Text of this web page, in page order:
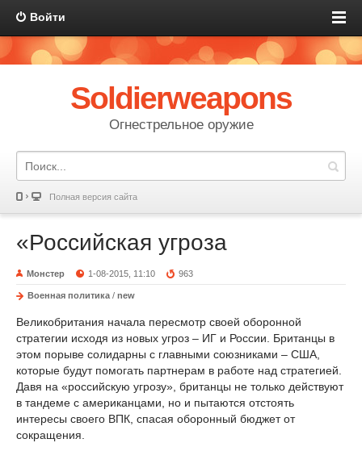
Войти
Soldierweapons
Огнестрельное оружие
Полная версия сайта
«Российская угроза
Монстер 1-08-2015, 11:10 963
Военная политика / new
Великобритания начала пересмотр своей оборонной
стратегии исходя из новых угроз – ИГ и России. Британцы в
этом порыве солидарны с главными союзниками – США,
которые будут помогать партнерам в работе над стратегией.
Давя на «российскую угрозу», британцы не только действуют
в тандеме с американцами, но и пытаются отстоять
интересы своего ВПК, спасая оборонный бюджет от
сокращения.